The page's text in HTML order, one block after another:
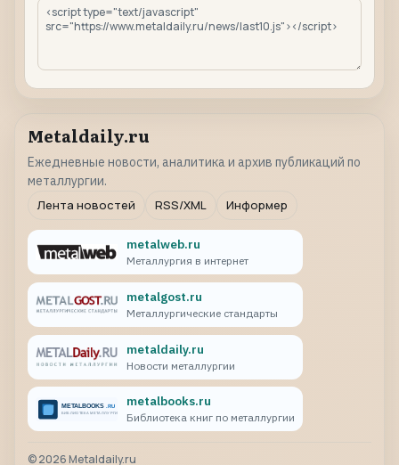
Metaldaily.ru
Ежедневные новости, аналитика и архив публикаций по
металлургии.
Лента новостей
RSS/XML Информер
metalweb.ru
Металлургия в интернет
metalgost.ru
Металлургические стандарты
metaldaily.ru
Новости металлургии
metalbooks.ru
Библиотека книг по металлургии
©2026 Metaldaily.ru